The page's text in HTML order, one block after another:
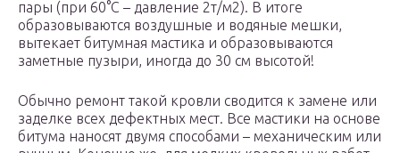
пары (при 60°С – давление 2т/м2). В итоге
образовываются воздушные и водяные мешки,
вытекает битумная мастика и образовываются
заметные пузыри, иногда до 30 см высотой!
Обычно ремонт такой кровли сводится к замене или
заделке всех дефектных мест. Все мастики на основе
битума наносят двумя способами – механическим или